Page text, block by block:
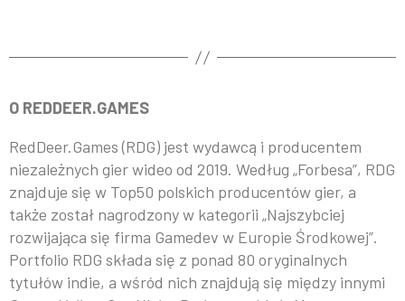
O REDDEER.GAMES
RedDeer.Games (RDG) jest wydawcą i producentem
niezależnych gier wideo od 2019. Według „Forbesa”, RDG
znajduje się w Top50 polskich producentów gier, a
także został nagrodzony w kategorii „Najszybciej
rozwijająca się firma Gamedev w Europie Środkowej”.
Portfolio RDG składa się z ponad 80 oryginalnych
tytułów indie, a wśród nich znajdują się między innymi